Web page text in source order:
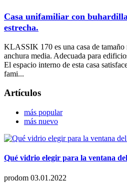
Casa unifamiliar con
estrecha.
KLASSIK 170 es una casa de tamaño
anchura media. Adecuada para
El espacio interno de esta casa
fami...
Artículos
más popular
más nuevo
Qué vidrio elegir para la ventana
prodom 03.01.2022